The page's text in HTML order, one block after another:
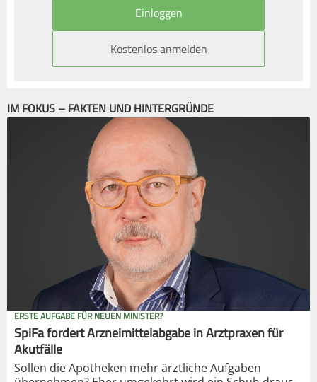
Kostenlos anmelden
IM FOKUS – FAKTEN UND HINTERGRÜNDE
ERSTE AUFGABE FÜR NEUEN MINISTER?
SpiFa fordert Arzneimittelabgabe in Arztpraxen für
Akutfälle
Sollen die Apotheken mehr ärztliche Aufgaben